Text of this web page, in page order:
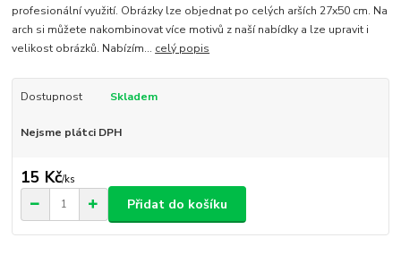
profesionální využití. Obrázky lze objednat po celých arších 27x50 cm. Na
arch si můžete nakombinovat více motivů z naší nabídky a lze upravit i
velikost obrázků. Nabízím... celý popis
Dostupnost Skladem
Nejsme plátci DPH
15 Kč/ks
Přidat do košíku